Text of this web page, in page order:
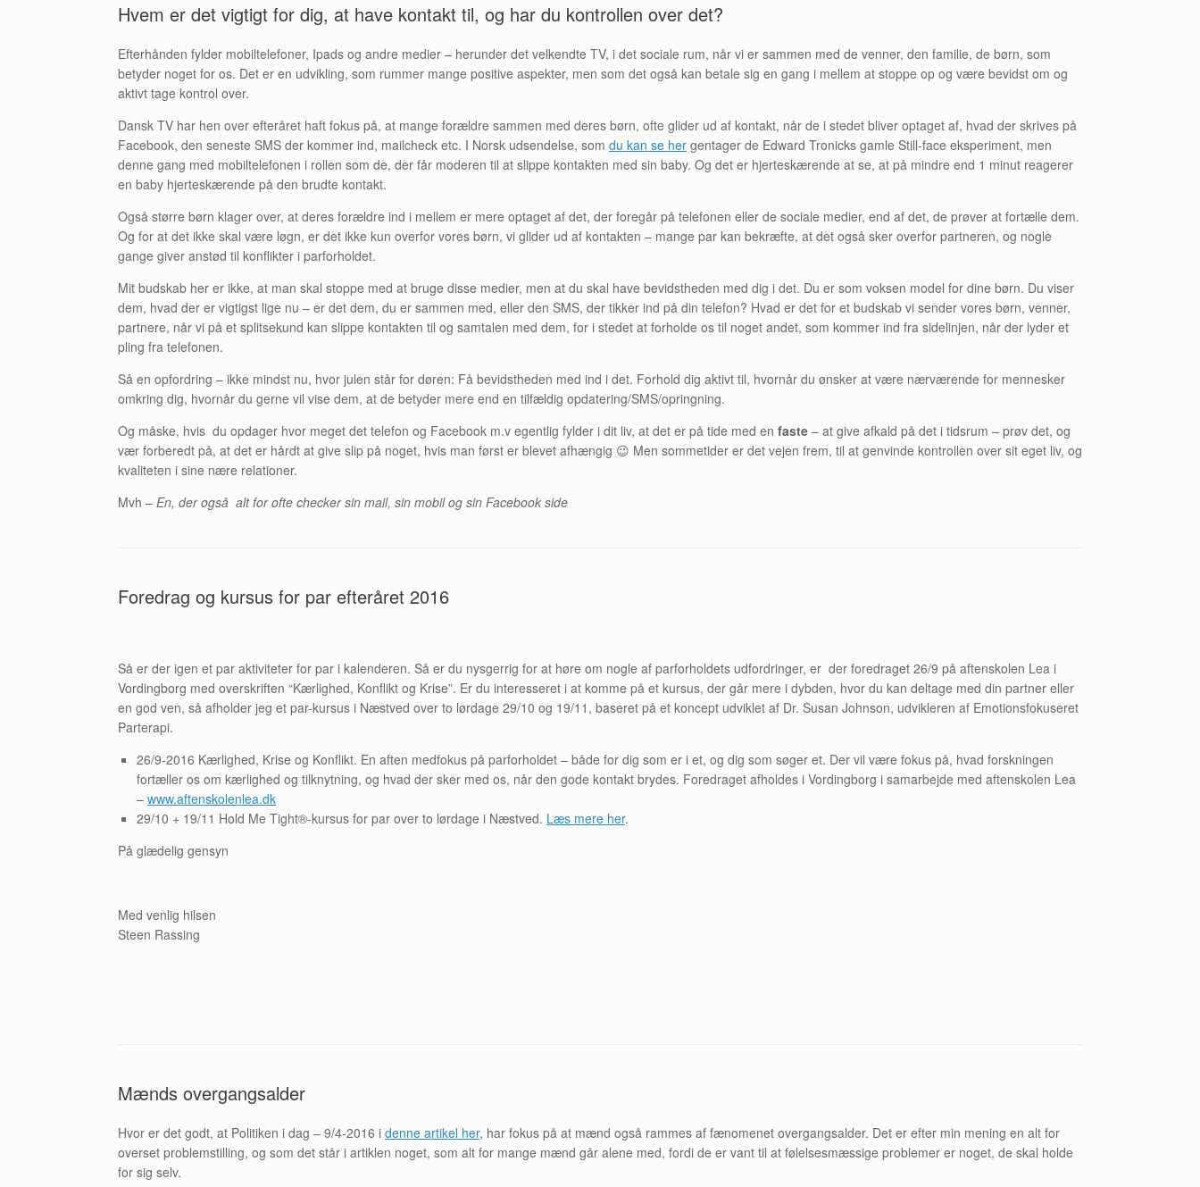
Hvem er det vigtigt for dig, at have kontakt til, og har du kontrollen over det?
Efterhånden fylder mobiltelefoner, Ipads og andre medier – herunder det velkendte TV, i det sociale rum, når vi er sammen med de venner, den familie, de børn, som
betyder noget for os. Det er en udvikling, som rummer mange positive aspekter, men som det også kan betale sig en gang i mellem at stoppe op og være bevidst om og
aktivt tage kontrol over.
Dansk TV har hen over efteråret haft fokus på, at mange forældre sammen med deres børn, ofte glider ud af kontakt, når de i stedet bliver optaget af, hvad der skrives på
Facebook, den seneste SMS der kommer ind, mailcheck etc. I Norsk udsendelse, som du kan se her gentager de Edward Tronicks gamle Still-face eksperiment, men
denne gang med mobiltelefonen i rollen som de, der får moderen til at slippe kontakten med sin baby. Og det er hjerteskærende at se, at på mindre end 1 minut reagerer
en baby hjerteskærende på den brudte kontakt.
Også større børn klager over, at deres forældre ind i mellem er mere optaget af det, der foregår på telefonen eller de sociale medier, end af det, de prøver at fortælle dem.
Og for at det ikke skal være løgn, er det ikke kun overfor vores børn, vi glider ud af kontakten – mange par kan bekræfte, at det også sker overfor partneren, og nogle
gange giver anstød til konflikter i parforholdet.
Mit budskab her er ikke, at man skal stoppe med at bruge disse medier, men at du skal have bevidstheden med dig i det. Du er som voksen model for dine børn. Du viser
dem, hvad der er vigtigst lige nu – er det dem, du er sammen med, eller den SMS, der tikker ind på din telefon? Hvad er det for et budskab vi sender vores børn, venner,
partnere, når vi på et splitsekund kan slippe kontakten til og samtalen med dem, for i stedet at forholde os til noget andet, som kommer ind fra sidelinjen, når der lyder et
pling fra telefonen.
Så en opfordring – ikke mindst nu, hvor julen står for døren: Få bevidstheden med ind i det. Forhold dig aktivt til, hvornår du ønsker at være nærværende for mennesker
omkring dig, hvornår du gerne vil vise dem, at de betyder mere end en tilfældig opdatering/SMS/opringning.
Og måske, hvis du opdager hvor meget det telefon og Facebook m.v egentlig fylder i dit liv, at det er på tide med en faste – at give afkald på det i tidsrum – prøv det, og
vær forberedt på, at det er hårdt at give slip på noget, hvis man først er blevet afhængig 😉 Men sommetider er det vejen frem, til at genvinde kontrollen over sit eget liv, og
kvaliteten i sine nære relationer.
Mvh – En, der også alt for ofte checker sin mail, sin mobil og sin Facebook side
Foredrag og kursus for par efteråret 2016
Så er der igen et par aktiviteter for par i kalenderen. Så er du nysgerrig for at høre om nogle af parforholdets udfordringer, er der foredraget 26/9 på aftenskolen Lea i
Vordingborg med overskriften “Kærlighed, Konflikt og Krise”. Er du interesseret i at komme på et kursus, der går mere i dybden, hvor du kan deltage med din partner eller
en god ven, så afholder jeg et par-kursus i Næstved over to lørdage 29/10 og 19/11, baseret på et koncept udviklet af Dr. Susan Johnson, udvikleren af Emotionsfokuseret
Parterapi.
26/9-2016 Kærlighed, Krise og Konflikt. En aften medfokus på parforholdet – både for dig som er i et, og dig som søger et. Der vil være fokus på, hvad forskningen
fortæller os om kærlighed og tilknytning, og hvad der sker med os, når den gode kontakt brydes. Foredraget afholdes i Vordingborg i samarbejde med aftenskolen Lea
– www.aftenskolenlea.dk
29/10 + 19/11 Hold Me Tight®-kursus for par over to lørdage i Næstved. Læs mere her.
På glædelig gensyn
Med venlig hilsen
Steen Rassing
Mænds overgangsalder
Hvor er det godt, at Politiken i dag – 9/4-2016 i denne artikel her, har fokus på at mænd også rammes af fænomenet overgangsalder. Det er efter min mening en alt for
overset problemstilling, og som det står i artiklen noget, som alt for mange mænd går alene med, fordi de er vant til at følelsesmæssige problemer er noget, de skal holde
for sig selv.